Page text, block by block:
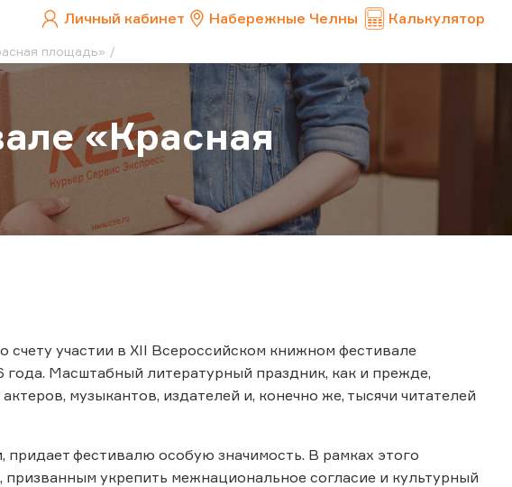
Личный кабинет Набережные Челны Калькулятор
площадь»
«Красная
счету участии в XII Всероссийском книжном фестивале
Масштабный литературный праздник, как и прежде,
музыкантов, издателей и, конечно же, тысячи читателей
фестивалю особую значимость. В рамках этого
укрепить межнациональное согласие и культурный